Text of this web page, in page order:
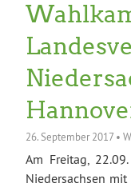
26. September 2017 •
Am Freitag,
Niedersachsen